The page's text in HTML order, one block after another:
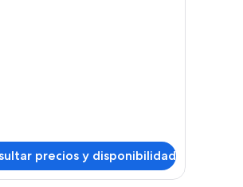
precios y disponibilidad